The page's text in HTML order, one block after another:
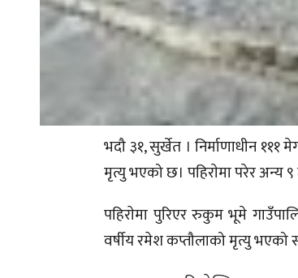
भदौ ३१, सुर्खेत । निर्माणाधीन
मृत्यु भएको छ। पहिराेमा परेर अन्य
पहिराेमा पुरिएर रुकुम भूमे
वर्षीय रमेश कप्तौलाको मृत्यु भएको